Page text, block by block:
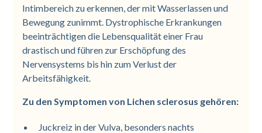
Intimbereich zu erkennen, der mit Wasserlassen und
Bewegung zunimmt. Dystrophische Erkrankungen
beeinträchtigen die Lebensqualität einer Frau
drastisch und führen zur Erschöpfung des
Nervensystems bis hin zum Verlust der
Arbeitsfähigkeit.
Zu den Symptomen von Lichen sclerosus gehören:
Juckreiz in der Vulva, besonders nachts